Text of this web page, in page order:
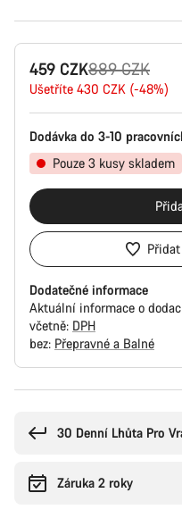
459 CZK
Původní
cena
889 CZK
Ušetříte 430 CZK (-48%)
Dodávka do 3-10
Pouze 3 kusy skladem
Dodatečné informace
Aktuální informace o
včetně: DPH
bez: Přepravné a Balné
koupi
30 Denní Lhůta Pro
Záruka 2 roky